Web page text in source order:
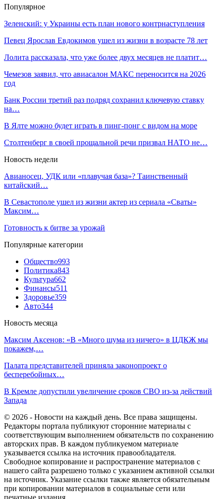
Популярное
Зеленский: у Украины есть план нового контрнаступления
Певец Ярослав Евдокимов ушел из жизни в возрасте 78 лет
Лолита рассказала, что уже более двух месяцев не платит…
Чемезов заявил, что авиасалон МАКС переносится на 2026
год
Банк России третий раз подряд сохранил ключевую ставку
на…
В Ялте можно будет играть в пинг-понг с видом на море
Столтенберг в своей прощальной речи призвал НАТО не…
Новость недели
Авианосец, УДК или «плавучая база»? Таинственный
китайский…
В Севастополе ушел из жизни актер из сериала «Сваты»
Максим…
Готовность к битве за урожай
Популярные категории
Общество993
Политика843
Культура662
Финансы511
Здоровье359
Авто344
Новость месяца
Максим Аксенов: «В «Много шума из ничего» в ЦДКЖ мы
покажем,…
Палата представителей приняла законопроект о
бесперебойных…
В Кремле допустили увеличение сроков СВО из-за действий
Запада
© 2026 - Новости на каждый день. Все права защищены.
Редакторы портала публикуют сторонние материалы с
соответствующим выполнением обязательств по сохранению
авторских прав. В каждом публикуемом материале
указывается ссылка на источник правообладателя.
Свободное копирование и распространение материалов с
нашего сайта разрешено только с указанием активной ссылки
на источник. Указание ссылки также является обязательным
при копировании материалов в социальные сети или
печатные издания.